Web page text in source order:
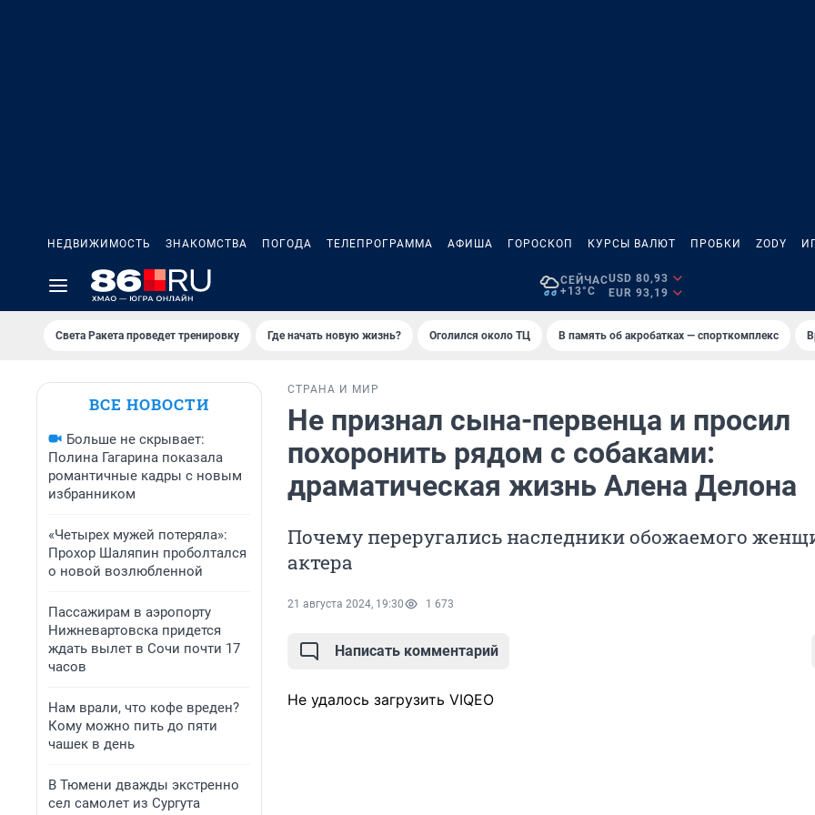
НЕДВИЖИМОСТЬ ЗНАКОМСТВА ПОГОДА ТЕЛЕПРОГРАММА АФИША ГОРОСКОП КУРСЫ ВАЛЮТ ПРОБКИ ZODY
СЕЙЧАС
+13°C
USD 80,93
EUR 93,19
Света Ракета проведет тренировку Где начать новую жизнь? Оголился около ТЦ В память об акробатках — спорткомплекс
ВСЕ НОВОСТИ
Больше не скрывает:
Полина Гагарина показала
романтичные кадры с новым
избранником
«Четырех мужей потеряла»:
Прохор Шаляпин проболтался
о новой возлюбленной
Пассажирам в аэропорту
Нижневартовска придется
ждать вылет в Сочи почти 17
часов
Нам врали, что кофе вреден?
Кому можно пить до пяти
чашек в день
В Тюмени дважды экстренно
сел самолет из Сургута
СТРАНА И МИР
Не признал сына-первенца и просил
похоронить рядом с собаками:
драматическая жизнь Алена Делона
Почему переругались наследники обожаемого
актера
21 августа 2024, 19:30 1 673
Написать комментарий
Не удалось загрузить VIQEO